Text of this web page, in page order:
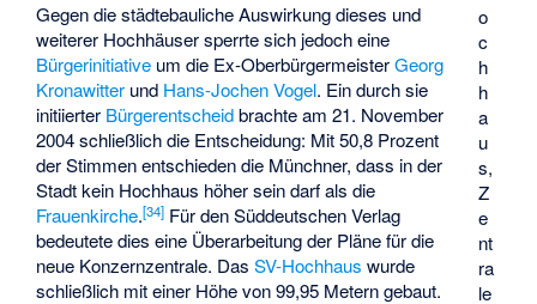
o
c
h
h
a
u
s,
Z
e
nt
ra
le
Gegen die städtebauliche Auswirkung dieses und
weiterer Hochhäuser sperrte sich jedoch eine
Bürgerinitiative um die Ex-OberbürgermeisterGeorg
Kronawitter und Hans-Jochen Vogel. Ein durch sie
initiierter Bürgerentscheidbrachte am 21. November
2004 schließlich die Entscheidung: Mit 50,8 Prozent
der Stimmen entschieden die Münchner, dass in der
Stadt kein Hochhaus höher sein darf als die
Frauenkirche.[34] Für den Süddeutschen Verlag
bedeutete dies eine Überarbeitung der Pläne für die
neue Konzernzentrale. DasSV-Hochhaus wurde
schließlich mit einer Höhe von 99,95 Metern gebaut.